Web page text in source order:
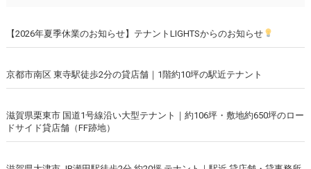
【2026年夏季休業のお知らせ】テナントLIGHTSからのお知らせ
京都市南区 東寺駅徒歩2分の貸店舗｜1階約10坪の駅近テナント
滋賀県栗東市 国道1号線沿い大型テナント｜約106坪・敷地約650坪のロー
ドサイド貸店舗（FF跡地）